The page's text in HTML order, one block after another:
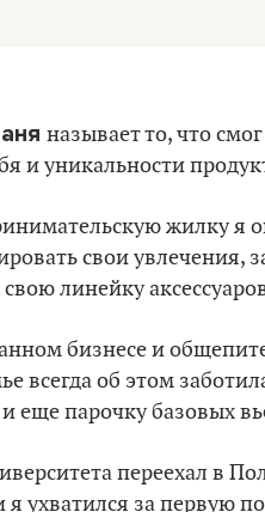
называет то, что
и уникальности
жилку я
свои увлечения,
свою линейку
бизнесе и
всегда об этом
еще парочку базовых
переехал в
я ухватился за первую